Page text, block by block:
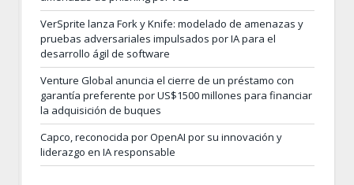
VerSprite lanza Fork y Knife: modelado de amenazas y
pruebas adversariales impulsados por IA para el
desarrollo ágil de software
Venture Global anuncia el cierre de un préstamo con
garantía preferente por US$1500 millones para financiar
la adquisición de buques
Capco, reconocida por OpenAI por su innovación y
liderazgo en IA responsable